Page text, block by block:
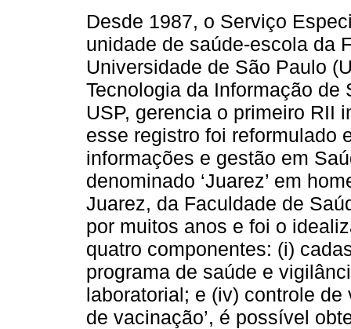
Desde 1987, o Serviço
unidade de saúde-escola da
Universidade de São Paulo
Tecnologia da Informação de
USP, gerencia o primeiro RII
esse registro foi reformulado
informações e gestão em
denominado ‘Juarez’ em
Juarez, da Faculdade de
por muitos anos e foi o
quatro componentes: (i)
programa de saúde e
laboratorial; e (iv) controle de
de vacinação’, é possível